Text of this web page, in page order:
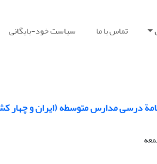
تماس با ما سیاست خود-بایگانی
درسی مدارس متوسطه (ایران و چهار